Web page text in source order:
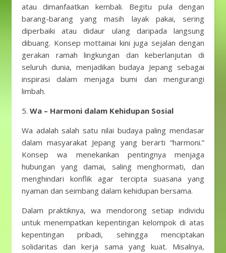
atau dimanfaatkan kembali. Begitu pula dengan
barang-barang yang masih layak pakai, sering
diperbaiki atau didaur ulang daripada langsung
dibuang. Konsep mottainai kini juga sejalan dengan
gerakan ramah lingkungan dan keberlanjutan di
seluruh dunia, menjadikan budaya Jepang sebagai
inspirasi dalam menjaga bumi dan mengurangi
limbah.
5. Wa – Harmoni dalam Kehidupan Sosial
Wa adalah salah satu nilai budaya paling mendasar
dalam masyarakat Jepang yang berarti “harmoni.”
Konsep wa menekankan pentingnya menjaga
hubungan yang damai, saling menghormati, dan
menghindari konflik agar tercipta suasana yang
nyaman dan seimbang dalam kehidupan bersama.
Dalam praktiknya, wa mendorong setiap individu
untuk menempatkan kepentingan kelompok di atas
kepentingan pribadi, sehingga menciptakan
solidaritas dan kerja sama yang kuat. Misalnya,